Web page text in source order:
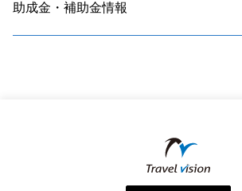
助成金・補助金情報